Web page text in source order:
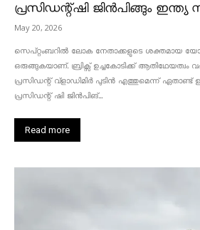
പ്രസിഡന്റ്ഷി ജിൻപിങ്ങും
May 20, 2026
സെപ്റ്റംബറിൽ ലോക നേതാക്കളുടെ ശക്തമായ
ഒരുങ്ങുകയാണ്. ബ്രിക്സ് ഉച്ചകോടിക്ക് ആതിഥേയത്വം
പ്രസിഡന്റ് വ്‌ളാഡിമിർ പുടിൻ എത്തുമെന്ന് ഏതാണ്ട്
പ്രസിഡന്റ് ഷി ജിൻപിങ്...
Read more